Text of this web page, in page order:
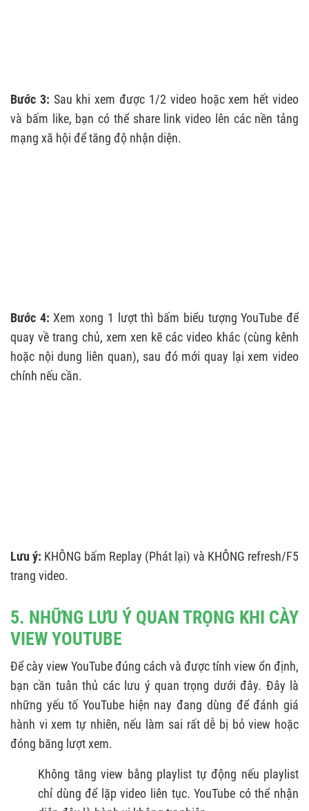
Bước 3: Sau khi xem được 1/2 video hoặc xem hết video
và bấm like, bạn có thể share link video lên các nền tảng
mạng xã hội để tăng độ nhận diện.
Bước 4:Xem xong 1 lượt thì bấm biểu tượng YouTube để
quay về trang chủ, xem xen kẽ các video khác (cùng kênh
hoặc nội dung liên quan), sau đó mới quay lại xem video
chính nếu cần.
Lưu ý: KHÔNG bấm Replay (Phát lại) và KHÔNG refresh/F5
trang video.
5. NHỮNG LƯU Ý QUAN TRỌNG KHI CÀY
VIEW YOUTUBE
Để cày view YouTube đúng cách và được tính view ổn định,
bạn cần tuân thủ các lưu ý quan trọng dưới đây. Đây là
những yếu tố YouTube hiện nay đang dùng để đánh giá
hành vi xem tự nhiên, nếu làm sai rất dễ bị bỏ view hoặc
đóng băng lượt xem.
Không tăng view bằng playlist tự động nếu playlist
chỉ dùng để lặp video liên tục. YouTube có thể nhận